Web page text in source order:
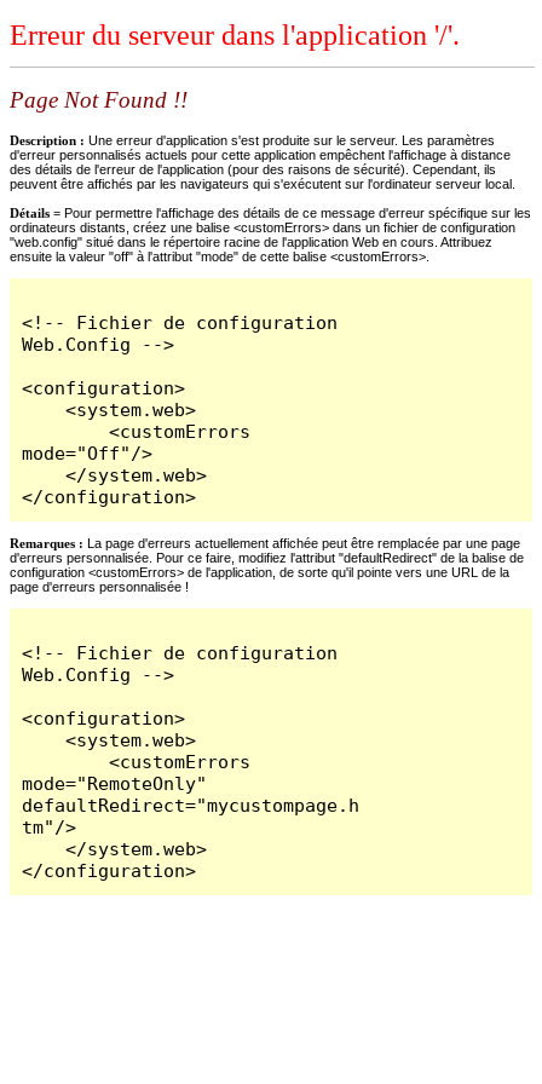
Erreur du serveur dans l'application '/'.
Page Not Found !!
Description : Une erreur d'application s'est produite sur le serveur. Les paramètres
d'erreur personnalisés actuels pour cette application empêchent l'affichage à distance
des détails de l'erreur de l'application (pour des raisons de sécurité). Cependant, ils
peuvent être affichés par les navigateurs qui s'exécutent sur l'ordinateur serveur local.
Détails = Pour permettre l'affichage des détails de ce message d'erreur spécifique sur les
ordinateurs distants, créez une balise <customErrors> dans un fichier de configuration
"web.config" situé dans le répertoire racine de l'application Web en cours. Attribuez
ensuite la valeur "off" à l'attribut "mode" de cette balise <customErrors>.
<!-- Fichier de configuration
Web.Config -->
<configuration>
    <system.web>
        <customErrors
mode="Off"/>
    </system.web>
</configuration>
Remarques : La page d'erreurs actuellement affichée peut être remplacée par une page
d'erreurs personnalisée. Pour ce faire, modifiez l'attribut "defaultRedirect" de la balise de
configuration <customErrors> de l'application, de sorte qu'il pointe vers une URL de la
page d'erreurs personnalisée !
<!-- Fichier de configuration
Web.Config -->
<configuration>
    <system.web>
        <customErrors
mode="RemoteOnly"
defaultRedirect="mycustompage.h
tm"/>
    </system.web>
</configuration>